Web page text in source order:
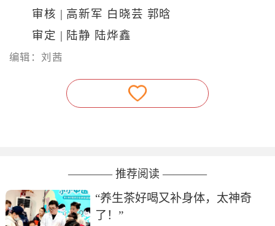
审核 | 高新军 白晓芸 郭晗
审定 | 陆静 陆烨鑫
编辑：刘茜
———— 推荐阅读 ————
“养生茶好喝又补身体，太神奇
了！”